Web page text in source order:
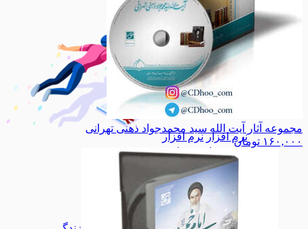
نرم افزار نرم افزار
مذهبی
مذهبی
ادبیات
خانه و خانواده خانه و خانواده
ازدواج ازدواج
تربیتی تربیتی
سواد رسانه
سواد رسانه
مجموعه آثار آیت الله سید محمدجواد ذهنی تهرانی
۱۶۰,۰۰۰ تومان